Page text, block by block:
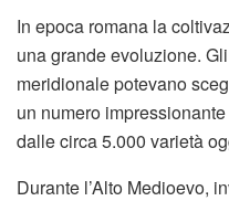
In epoca romana la
una grande evoluzione.
meridionale potevano
un numero
dalle circa 5.000 varietà
Durante l’Alto Medioevo,